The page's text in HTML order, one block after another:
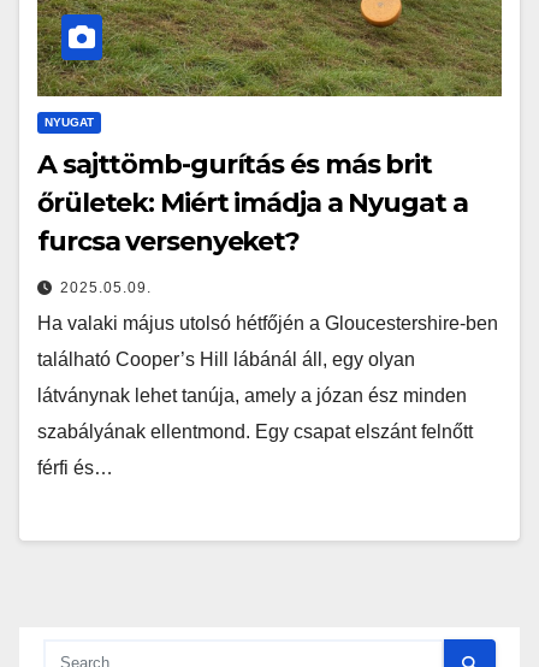
NYUGAT
A sajttömb-gurítás és más brit
őrületek: Miért imádja a Nyugat a
furcsa versenyeket?
2025.05.09.
Ha valaki május utolsó hétfőjén a Gloucestershire-ben
található Cooper’s Hill lábánál áll, egy olyan
látványnak lehet tanúja, amely a józan ész minden
szabályának ellentmond. Egy csapat elszánt felnőtt
férfi és…